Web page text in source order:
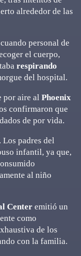
alrededor de las
personal de
el cuerpo,
respirando
del hospital.
por aire al Phoenix
confirmaron que
de por vida.
padres del
infantil, ya que,
al niño
Center emitió un
como
de los
con la familia.